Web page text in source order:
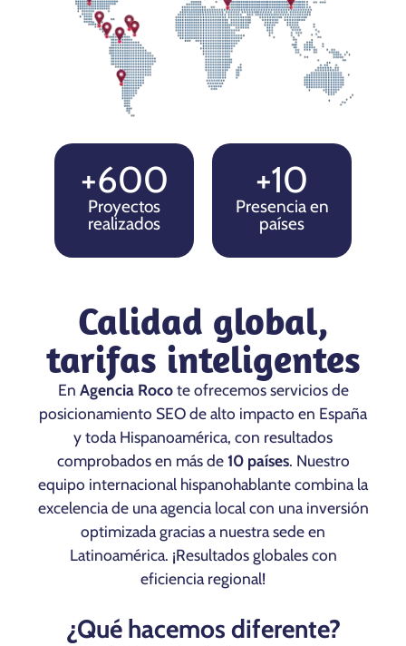
+600
Proyectos
realizados
+10
Presencia en
países
Calidad global,
tarifas inteligentes
En Agencia Rocote ofrecemos servicios de
posicionamiento SEO de alto impacto en España
y toda Hispanoamérica, con resultados
comprobados en más de10 países. Nuestro
equipo internacional hispanohablante combina la
excelencia de una agencia local con una inversión
optimizada gracias a nuestra sede en
Latinoamérica. ¡Resultados globales con
eficiencia regional!
¿Qué hacemos diferente?